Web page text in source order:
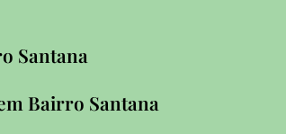
Santana
Bairro Santana